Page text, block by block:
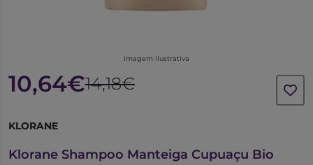
Imagem ilustrativa
10,64€14,18€
KLORANE
Klorane Shampoo Manteiga Cupuaçu Bio